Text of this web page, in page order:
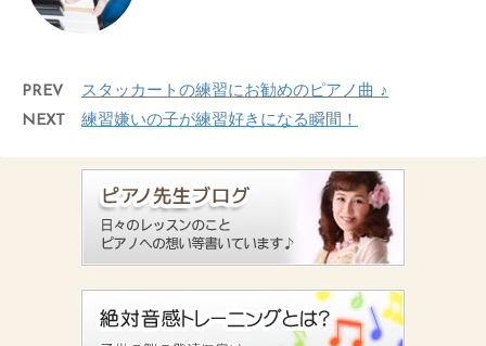
PREV
スタッカートの練習にお勧めのピアノ曲 ♪
NEXT
練習嫌いの子が練習好きになる瞬間！